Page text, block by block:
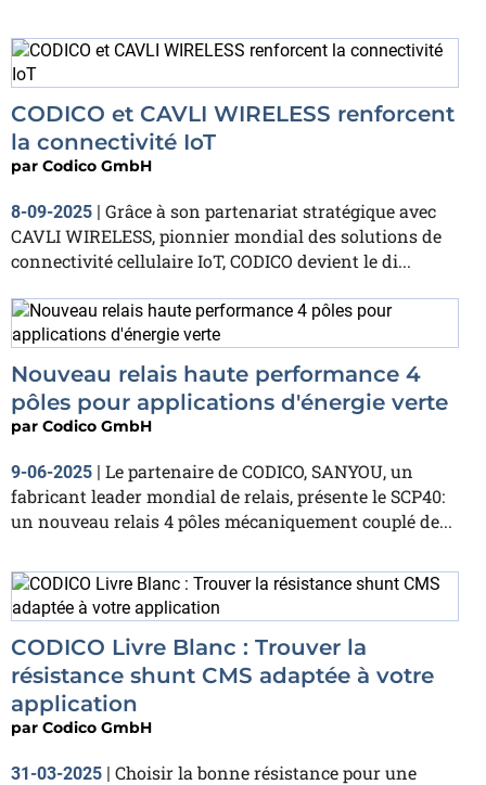
CODICO et CAVLI WIRELESS renforcent
la connectivité IoT
par Codico GmbH
8-09-2025 | Grâce à son partenariat stratégique avec
CAVLI WIRELESS, pionnier mondial des solutions de
connectivité cellulaire IoT, CODICO devient le di...
Nouveau relais haute performance 4
pôles pour applications d'énergie verte
par Codico GmbH
9-06-2025 | Le partenaire de CODICO, SANYOU, un
fabricant leader mondial de relais, présente le SCP40:
un nouveau relais 4 pôles mécaniquement couplé de...
CODICO Livre Blanc : Trouver la
résistance shunt CMS adaptée à votre
application
par Codico GmbH
31-03-2025 | Choisir la bonne résistance pour une